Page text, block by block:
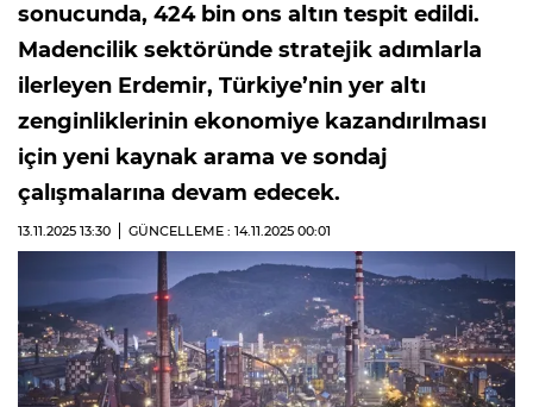
sonucunda, 424 bin ons altın tespit edildi.
Madencilik sektöründe stratejik adımlarla
ilerleyen Erdemir, Türkiye’nin yer altı
zenginliklerinin ekonomiye kazandırılması
için yeni kaynak arama ve sondaj
çalışmalarına devam edecek.
13.11.2025 13:30 GÜNCELLEME : 14.11.2025 00:01